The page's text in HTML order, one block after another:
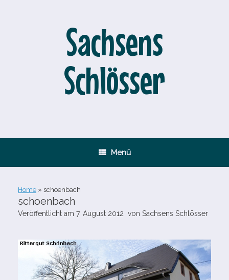
Sachsens
Schlösser
Menü
Home » schoenbach
schoenbach
Veröffentlicht am 7. August 2012 von Sachsens Schlösser